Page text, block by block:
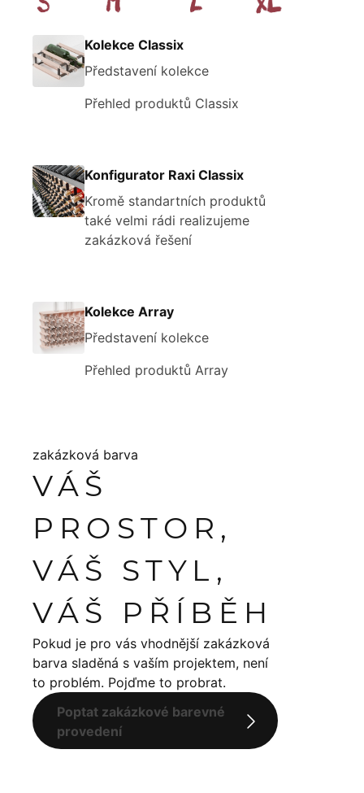
Kolekce Classix
Představení kolekce
Přehled produktů Classix
Konfigurator Raxi Classix
Kromě standartních produktů
také velmi rádi realizujeme
zakázková řešení
Kolekce Array
Představení kolekce
Přehled produktů Array
zakázková barva
VÁŠ
PROSTOR,
VÁŠ STYL,
VÁŠ PŘÍBĚH
Pokud je pro vás vhodnější zakázková
barva sladěná s vaším projektem, není
to problém. Pojďme to probrat.
Poptat zakázkové barevné
provedení